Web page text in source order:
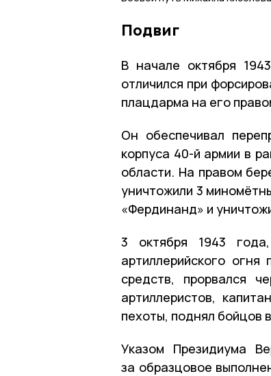
Подвиг
В начале октября
отличился при
плацдарма на его
Он обеспечивал
корпуса 40-й армии в
области. На правом
уничтожили 3
«Фердинанд» и
3 октября 1943
артиллерийского
средств, прорвался
артиллеристов,
пехоты, поднял бойцов
Указом Президиума
за образцовое